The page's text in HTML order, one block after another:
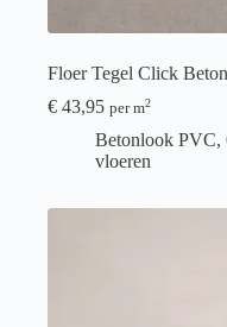
Floer Tegel Click
€ 43,95 per m2
Betonlook PVC,
vloeren